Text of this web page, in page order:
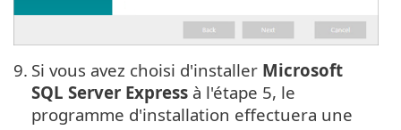
9. Si vous avez choisi d'installer Microsoft
SQL Server Express à l'étape 5, le
programme d'installation effectuera une